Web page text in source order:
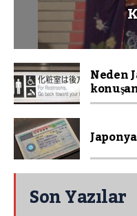
Neden
Son Yazılar